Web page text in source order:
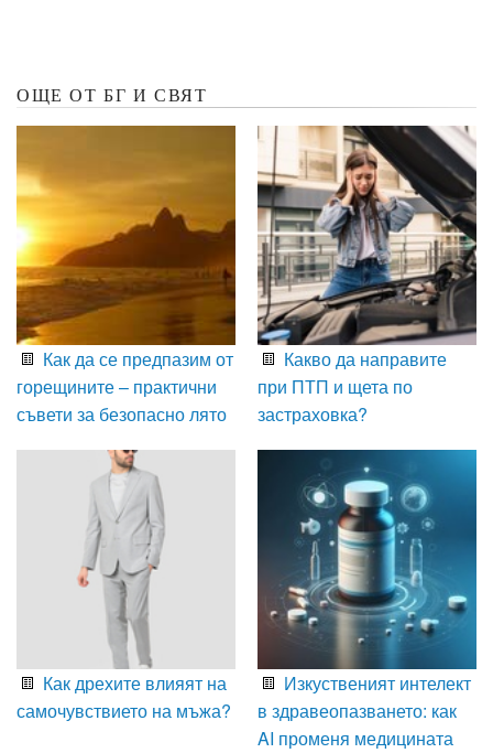
ОЩЕ ОТ БГ И СВЯТ
Как да се предпазим от
горещините – практични
съвети за безопасно лято
Какво да направите
при ПТП и щета по
застраховка?
Как дрехите влияят на
самочувствието на мъжа?
Изкуственият интелект
в здравеопазването: как
AI променя медицината